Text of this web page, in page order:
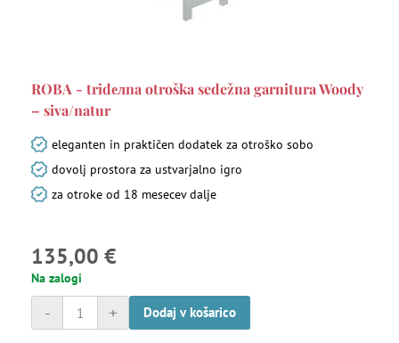
ROBA - tridелna otroška sedežna garnitura Woody
– siva/natur
eleganten in praktičen dodatek za otroško sobo
dovolj prostora za ustvarjalno igro
za otroke od 18 mesecev dalje
135,00 €
Na zalogi
+
- Dodaj v košarico